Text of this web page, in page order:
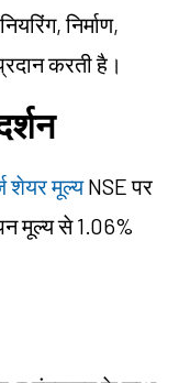
निर्माण,
करती है।
शेयर मूल्यNSE पर
मूल्य से 1.06%